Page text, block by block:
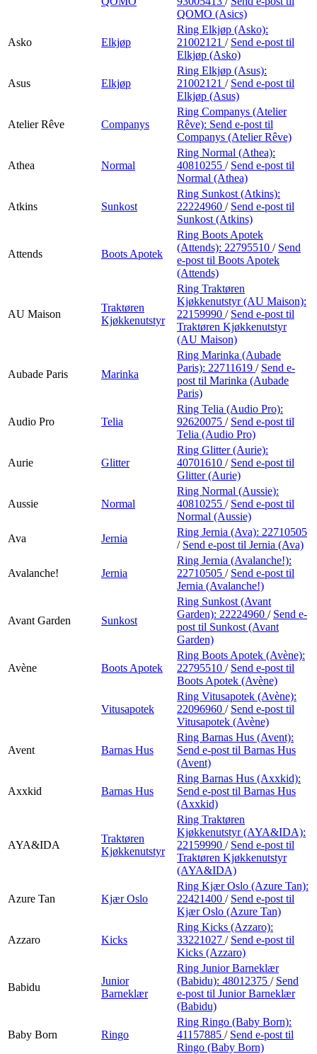
QOMO (Asics)
Asko Elkjøp
Ring Elkjøp (Asko):
21002121 / Send e-post til
Elkjøp (Asko)
Asus Elkjøp
Ring Elkjøp (Asus):
21002121 / Send e-post til
Elkjøp (Asus)
Atelier Rêve Companys
Ring Companys (Atelier
Rêve): Send e-post til
Companys (Atelier Rêve)
Athea Normal
Ring Normal (Athea):
40810255 / Send e-post til
Normal (Athea)
Atkins Sunkost
Ring Sunkost (Atkins):
22224960 / Send e-post til
Sunkost (Atkins)
Attends Boots Apotek
Ring Boots Apotek
(Attends): 22795510 / Send
e-post til Boots Apotek
(Attends)
AU Maison
Traktøren
Kjøkkenutstyr
Ring Traktøren
Kjøkkenutstyr (AU Maison):
22159990 / Send e-post til
Traktøren Kjøkkenutstyr
(AU Maison)
Aubade Paris Marinka
Ring Marinka (Aubade
Paris): 22711619 / Send e-
post til Marinka (Aubade
Paris)
Audio Pro Telia
Ring Telia (Audio Pro):
92620075 / Send e-post til
Telia (Audio Pro)
Aurie Glitter
Ring Glitter (Aurie):
40701610 / Send e-post til
Glitter (Aurie)
Aussie Normal
Ring Normal (Aussie):
40810255 / Send e-post til
Normal (Aussie)
Ava
Jernia
Ring Jernia (Ava): 22710505
/ Send e-post til Jernia (Ava)
Avalanche! Jernia
Ring Jernia (Avalanche!):
22710505 / Send e-post til
Jernia (Avalanche!)
Avant Garden Sunkost
Ring Sunkost (Avant
Garden): 22224960 / Send e-
post til Sunkost (Avant
Garden)
Avène Boots Apotek
Ring Boots Apotek (Avène):
22795510 / Send e-post til
Boots Apotek (Avène)
Vitusapotek
Ring Vitusapotek (Avène):
22096960 / Send e-post til
Vitusapotek (Avène)
Avent Barnas Hus
Ring Barnas Hus (Avent):
Send e-post til Barnas Hus
(Avent)
Axxkid Barnas Hus
Ring Barnas Hus (Axxkid):
Send e-post til Barnas Hus
(Axxkid)
AYA&IDA
Traktøren
Kjøkkenutstyr
Ring Traktøren
Kjøkkenutstyr (AYA&IDA):
22159990 / Send e-post til
Traktøren Kjøkkenutstyr
(AYA&IDA)
Azure Tan Kjær Oslo
Ring Kjær Oslo (Azure Tan):
22421400 / Send e-post til
Kjær Oslo (Azure Tan)
Azzaro Kicks
Ring Kicks (Azzaro):
33221027 / Send e-post til
Kicks (Azzaro)
Babidu
Junior
Barneklær
Ring Junior Barneklær
(Babidu): 48012375 / Send
e-post til Junior Barneklær
(Babidu)
Baby Born Ringo
Ring Ringo (Baby Born):
41157885 / Send e-post til
Ringo (Baby Born)